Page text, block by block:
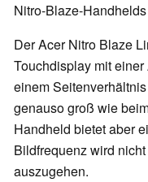
Nitro-Blaze-
Der Acer Nitro Blaze
Touchdisplay mit
einem
genauso groß wie
Handheld bietet aber
Bildfrequenz wird
auszugehen.